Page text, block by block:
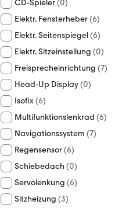
CD-Spieler(0)
Elektr. Fensterheber(6)
Elektr. Seitenspiegel(6)
Elektr. Sitzeinstellung (0)
Freisprecheinrichtung (7)
Head-Up Display(0)
Isofix(6)
Multifunktionslenkrad (6)
Navigationssystem (7)
Regensensor(6)
Schiebedach (0)
Servolenkung (6)
Sitzheizung (3)